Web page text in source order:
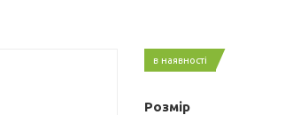
в наявності
Розмір